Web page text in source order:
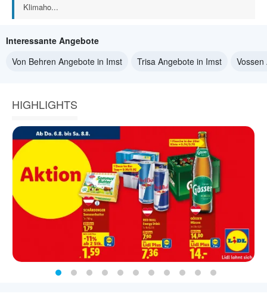
Klimaho...
Interessante Angebote
Von Behren Angebote in Imst
Trisa Angebote in Imst
HIGHLIGHTS